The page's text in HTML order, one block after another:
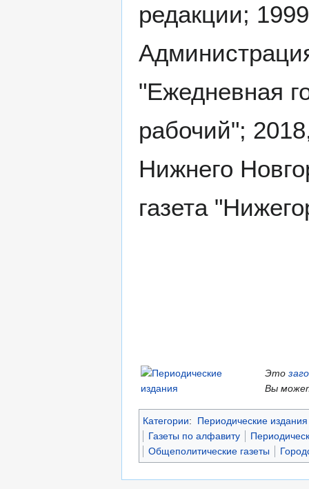
редакции;
"Ежедневная
рабочий";
Нижнего
газета
Это
Вы
Категории:
Периодические
Газеты по алфавиту
Общеполитические газеты